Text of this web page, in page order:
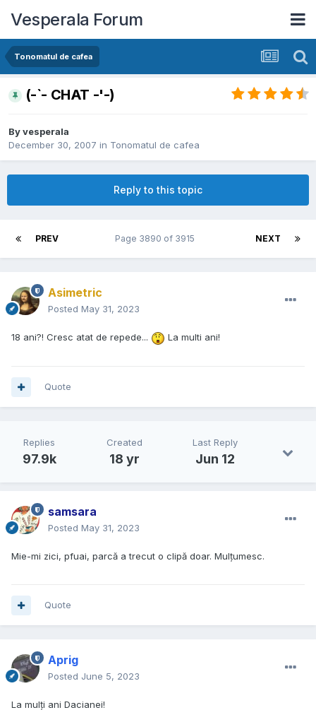
Vesperala Forum
Tonomatul de cafea
(-`- CHAT -'-)
Byvesperala
December 30, 2007 in Tonomatul de cafea
Reply to this topic
PREV NEXT
Page 3890 of 3915
Asimetric
Posted May 31, 2023
18 ani?! Cresc atat de repede... La multi ani!
Quote
Replies
97.9k
Created
18 yr
Last Reply
Jun 12
samsara
Posted May 31, 2023
Mie-mi zici, pfuai, parcă a trecut o clipă doar. Mulțumesc.
Quote
Aprig
Posted June 5, 2023
La mulți ani Dacianei!